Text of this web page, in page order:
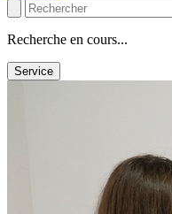
Recherche en cours...
Service